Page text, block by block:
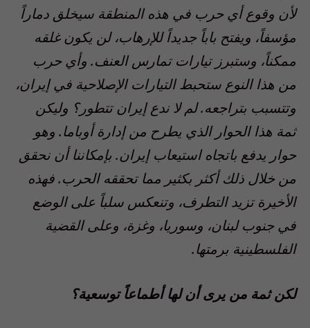
لأن وقوع أي حرب في هذه المنطقة سيخلق دماراً
مؤسفاً، ويفتح باباً جديداً للإرهاب، لن يكون غلقه
ممكناً، وستبرز تيارات تمارس العنف. وأي حرب
من هذا النوع ستحبط التيارات الإصلاحية في إيران،
وتتسبب بتراجعه. لم لا ندع إيران تتطور؟ وليكن
ثمة هذا الحوار الذي يطرح من إدارة أوباما. وهو
حوار يدفع باتجاه استيعاب إيران. بإمكاننا أن نحقق
من خلال ذلك أكثر بكثير مما تحققه الحرب. فهذه
الأخيرة تزيد التطرف، وتنعكس سلباً على الوضع
في جنوب لبنان، وسوريا، وغزة، وعلى القضية
الفلسطينية برمتها.
لكن ثمة من يرى أن لها أطماعاً توسعية؟